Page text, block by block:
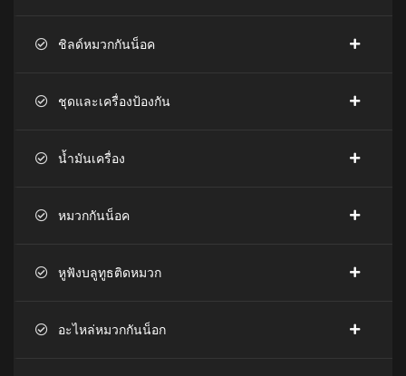
ชิลด์หมวกกันน็อค
ชุดและเครื่องป้องกัน
น้ำมันเครื่อง
หมวกกันน็อค
หูฟังบลูทูธติดหมวก
อะไหล่หมวกกันน็อก